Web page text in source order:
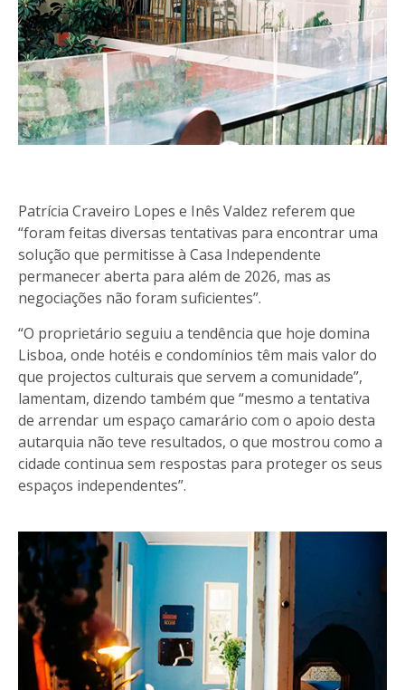
Patrícia Craveiro Lopes e Inês Valdez referem que
“foram feitas diversas tentativas para encontrar uma
solução que permitisse à Casa Independente
permanecer aberta para além de 2026, mas as
negociações não foram suficientes”.
“O proprietário seguiu a tendência que hoje domina
Lisboa, onde hotéis e condomínios têm mais valor do
que projectos culturais que servem a comunidade”,
lamentam, dizendo também que “mesmo a tentativa
de arrendar um espaço camarário com o apoio desta
autarquia não teve resultados, o que mostrou como a
cidade continua sem respostas para proteger os seus
espaços independentes”.